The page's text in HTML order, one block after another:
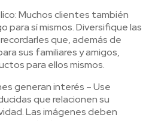
Muchos clientes también
para sí mismos. Diversifique las
que, además de
sus familiares y amigos,
para ellos mismos.
generan interés – Use
que relacionen su
Las imágenes deben